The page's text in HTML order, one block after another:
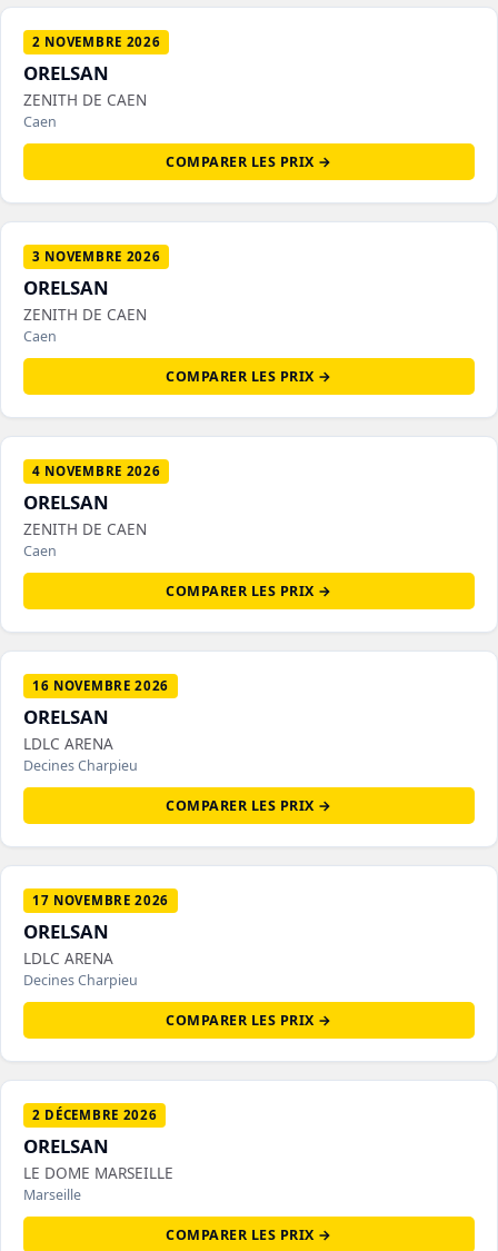
2 NOVEMBRE 2026
ORELSAN
ZENITH DE CAEN
Caen
COMPARER LES PRIX →
3 NOVEMBRE 2026
ORELSAN
ZENITH DE CAEN
Caen
COMPARER LES PRIX →
4 NOVEMBRE 2026
ORELSAN
ZENITH DE CAEN
Caen
COMPARER LES PRIX →
16 NOVEMBRE 2026
ORELSAN
LDLC ARENA
Decines Charpieu
COMPARER LES PRIX →
17 NOVEMBRE 2026
ORELSAN
LDLC ARENA
Decines Charpieu
COMPARER LES PRIX →
2 DÉCEMBRE 2026
ORELSAN
LE DOME MARSEILLE
Marseille
COMPARER LES PRIX →